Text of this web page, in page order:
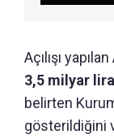
Açılışı
3,5 milyar
belirten
gösterildiğini